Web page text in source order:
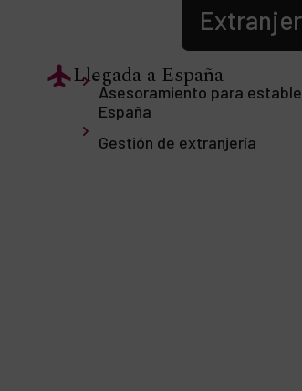
Llegada a España
Asesoramiento para
España
Gestión de extranjería